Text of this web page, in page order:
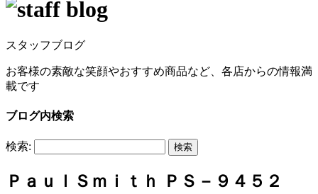
スタッフブログ
お客様の素敵な笑顔やおすすめ商品など、各店からの情報満
載です
ブログ内検索
検索:
ＰａｕｌＳｍｉｔｈ ＰＳ－９４５２